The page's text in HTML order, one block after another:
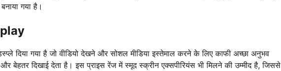
गया है।
दिया गया है जो वीडियो देखने और सोशल मीडिया इस्तेमाल करने के लिए काफी अच्छा अनुभव
बेहतर दिखाई देता है। इस प्राइस रेंज में स्मूद स्क्रीन एक्सपीरियंस भी मिलने की उम्मीद है, जिससे